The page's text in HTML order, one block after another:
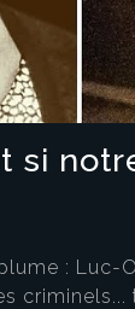
si
: Luc-